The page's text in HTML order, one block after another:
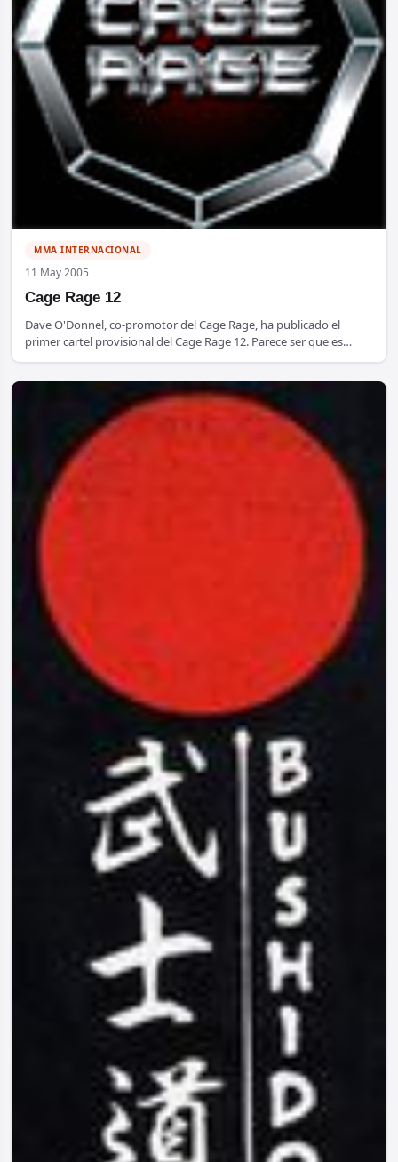
MMA INTERNACIONAL
11 May 2005
Cage Rage 12
Dave O'Donnel, co-promotor del Cage Rage, ha publicado el
primer cartel provisional del Cage Rage 12. Parece ser que es…